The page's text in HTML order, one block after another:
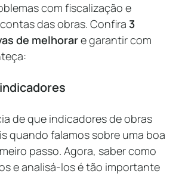
com fiscalização e
das obras. Confira 3
de melhorare garantir com
de que indicadores de obras
quando falamos sobre uma boa
passo. Agora, saber como
e analisá-los é tão importante